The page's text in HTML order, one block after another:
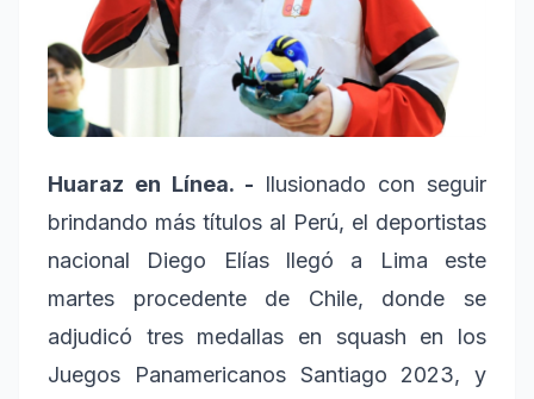
Huaraz en Línea. - Ilusionado con seguir
brindando más títulos al Perú, el deportistas
nacional Diego Elías llegó a Lima este
martes procedente de Chile, donde se
adjudicó tres medallas en squash en los
Juegos Panamericanos Santiago 2023, y